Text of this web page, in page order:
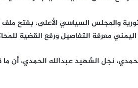
والمجلس السياسي الأعلى، بفتح
معرفة التفاصيل ورفع القضية
نجل الشهيد عبدالله الحمدي، أن